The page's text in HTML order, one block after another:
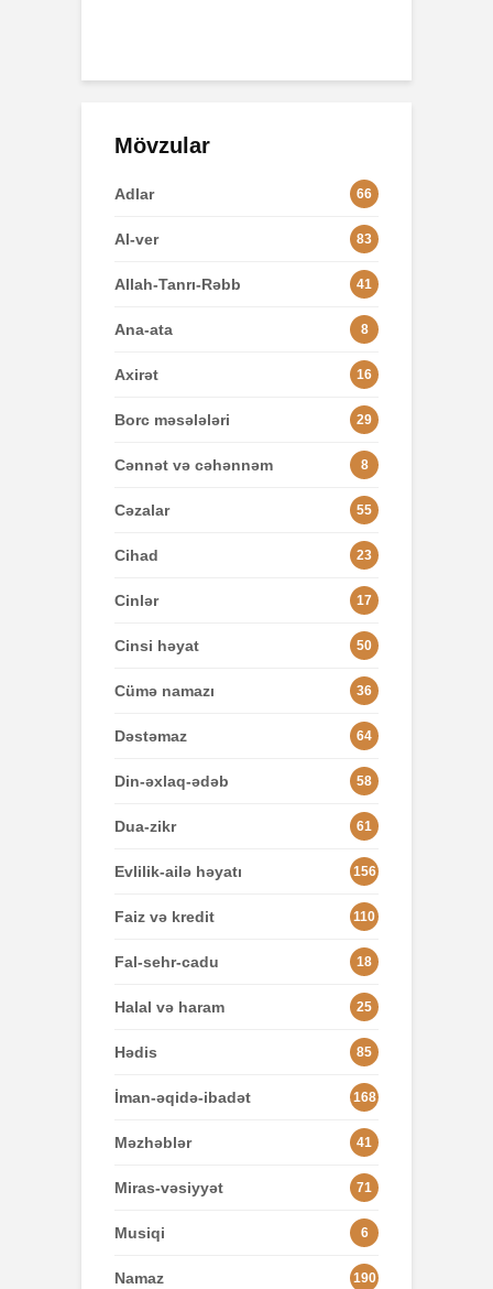
Mövzular
Adlar 66
Al-ver 83
Allah-Tanrı-Rəbb 41
Ana-ata 8
Axirət 16
Borc məsələləri 29
Cənnət və cəhənnəm 8
Cəzalar 55
Cihad 23
Cinlər 17
Cinsi həyat 50
Cümə namazı 36
Dəstəmaz 64
Din-əxlaq-ədəb 58
Dua-zikr 61
Evlilik-ailə həyatı 156
Faiz və kredit 110
Fal-sehr-cadu 18
Halal və haram 25
Hədis 85
İman-əqidə-ibadət 168
Məzhəblər 41
Miras-vəsiyyət 71
Musiqi 6
Namaz 190